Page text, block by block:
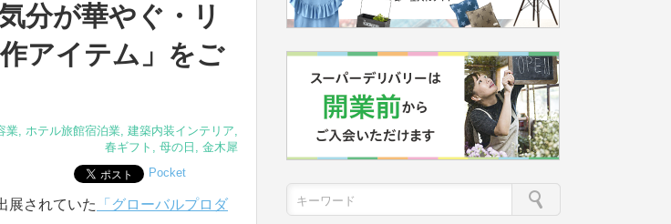
分が華やぐ・リ
アイテム」をご
業, ホテル旅館宿泊業, 建築内装インテリア,
春ギフト , 母の日 , 金木犀
Pocket
展されていた
「グローバルプロダ